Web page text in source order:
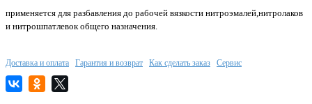
применяется для разбавления до рабочей вязкости нитроэмалей,нитролаков
и нитрошпатлевок общего назначения.
Доставка и оплата Гарантия и возврат Как сделать заказ Сервис